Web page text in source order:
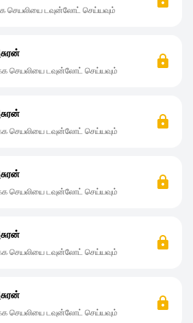
செயலியை டவுன்லோட் செய்யவும்
செயலியை டவுன்லோட் செய்யவும்
செயலியை டவுன்லோட் செய்யவும்
செயலியை டவுன்லோட் செய்யவும்
செயலியை டவுன்லோட் செய்யவும்
செயலியை டவுன்லோட் செய்யவும்